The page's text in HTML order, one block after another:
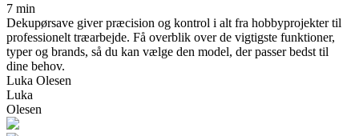
7 min
Dekupørsave giver præcision og kontrol i alt fra hobbyprojekter til
professionelt træarbejde. Få overblik over de vigtigste funktioner,
typer og brands, så du kan vælge den model, der passer bedst til
dine behov.
Luka Olesen
Luka
Olesen